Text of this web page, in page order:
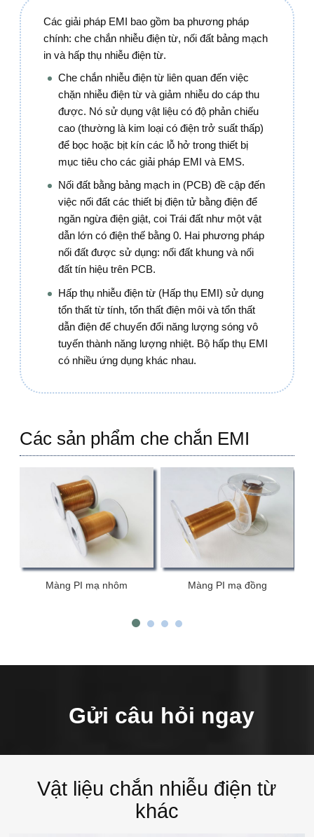
Các giải pháp EMI bao gồm ba phương pháp
chính: che chắn nhiễu điện từ, nối đất bảng mạch
in và hấp thụ nhiễu điện từ.
Che chắn nhiễu điện từ liên quan đến việc
chặn nhiễu điện từ và giảm nhiễu do cáp thu
được. Nó sử dụng vật liệu có độ phản chiếu
cao (thường là kim loại có điện trở suất thấp)
để bọc hoặc bịt kín các lỗ hở trong thiết bị
mục tiêu cho các giải pháp EMI và EMS.
Nối đất bằng bảng mạch in (PCB) đề cập đến
việc nối đất các thiết bị điện tử bằng điện để
ngăn ngừa điện giật, coi Trái đất như một vật
dẫn lớn có điện thế bằng 0. Hai phương pháp
nối đất được sử dụng: nối đất khung và nối
đất tín hiệu trên PCB.
Hấp thụ nhiễu điện từ (Hấp thụ EMI) sử dụng
tổn thất từ tính, tổn thất điện môi và tổn thất
dẫn điện để chuyển đổi năng lượng sóng vô
tuyến thành năng lượng nhiệt. Bộ hấp thụ EMI
có nhiều ứng dụng khác nhau.
Các sản phẩm che chắn EMI
Màng PI mạ nhôm Màng PI mạ đồng
Gửi câu hỏi ngay
Vật liệu chắn nhiễu điện từ
khác